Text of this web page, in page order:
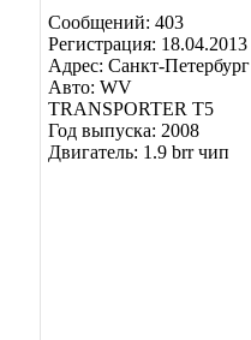
Сообщений: 403
Регистрация: 18.04.2013
Адрес: Санкт-Петербург
Авто: WV
TRANSPORTER T5
Год выпуска: 2008
Двигатель: 1.9 brr чип